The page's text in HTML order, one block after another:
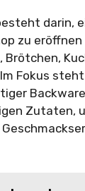
darin,
zu
Fokus
Zutaten,